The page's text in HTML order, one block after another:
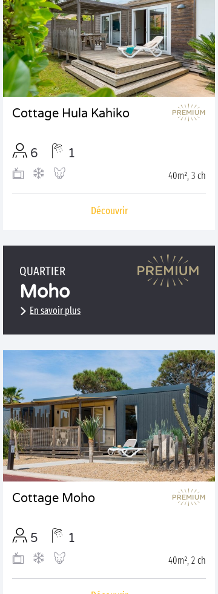
Cottage Hula Kahiko
6 1
40m², 3 ch
Découvrir
QUARTIER
Moho
En savoir plus
Cottage Moho
5 1
40m², 2 ch